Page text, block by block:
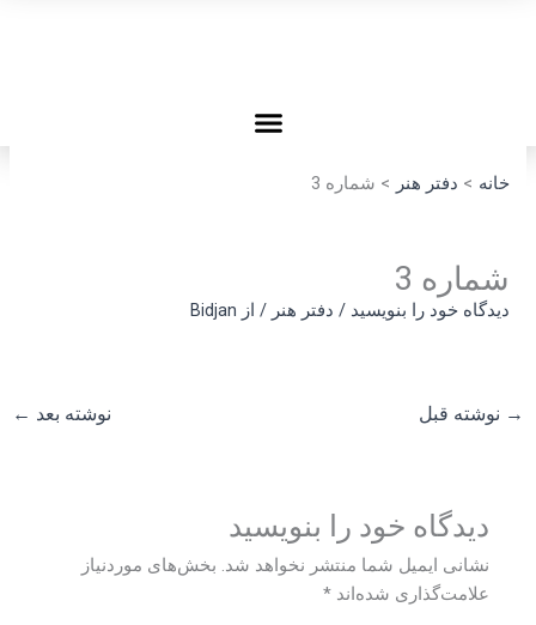
خانه دفتر هنر شماره 3
شماره 3
دیدگاه‌ خود را بنویسید / دفتر هنر / از Bidjan
→ نوشته قبل نوشته بعد ←
دیدگاه‌ خود را بنویسید
نشانی ایمیل شما منتشر نخواهد شد. بخش‌های موردنیاز
علامت‌گذاری شده‌اند*